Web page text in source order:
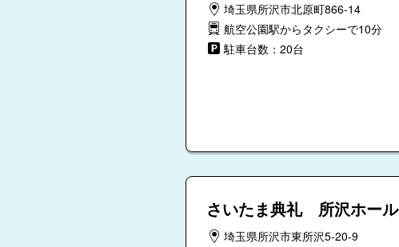
埼玉県所沢市北原町866-14
航空公園駅からタクシーで10分
駐車台数：20台
さいたま典礼 所沢ホール
埼玉県所沢市東所沢5-20-9